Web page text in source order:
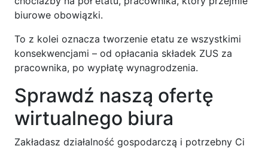
biurowe obowiązki.
To z kolei oznacza tworzenie etatu ze wszystkimi
konsekwencjami – od opłacania składek ZUS za
pracownika, po wypłatę wynagrodzenia.
Sprawdź naszą ofertę
wirtualnego biura
Zakładasz działalność gospodarczą i potrzebny Ci